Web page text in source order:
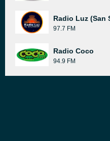
Radio Luz (San
97.7 FM
Radio Coco
94.9 FM